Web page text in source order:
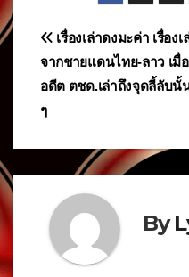
แนะแนว
เรื่อง
เรื่องเล่าดงมะค่า เรื่องเ
จากชายแดนไทย-ลาว เมื่อ
อดีต ตชด.เล่าถึงจุดลี้ลับนั้
ๆ
By